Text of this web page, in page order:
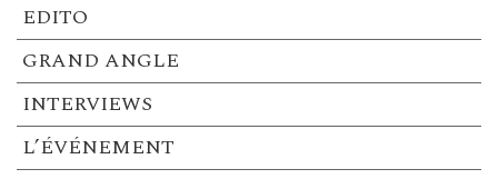
EDITO
GRAND ANGLE
INTERVIEWS
L’ÉVÉNEMENT